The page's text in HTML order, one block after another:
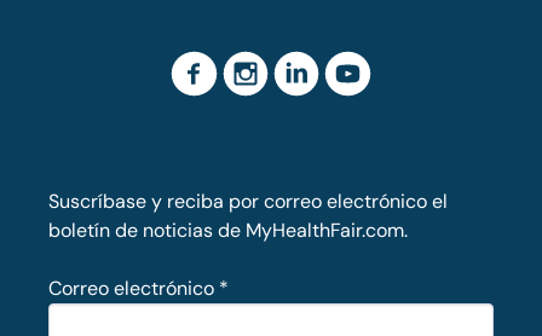
Suscríbase y reciba por correo electrónico el
boletín de noticias de MyHealthFair.com.
Correo electrónico *